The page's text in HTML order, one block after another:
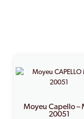
Moyeu Capello –
20051